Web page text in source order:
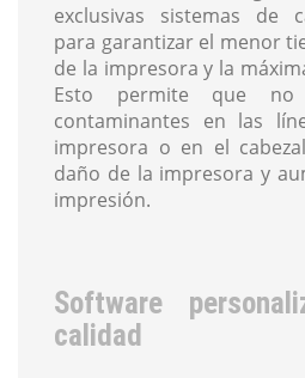
exclusivas sistemas de
para garantizar el menor
de la impresora y la
Esto permite que
contaminantes en las
impresora o en el
daño de la impresora y
impresión.
Software
calidad